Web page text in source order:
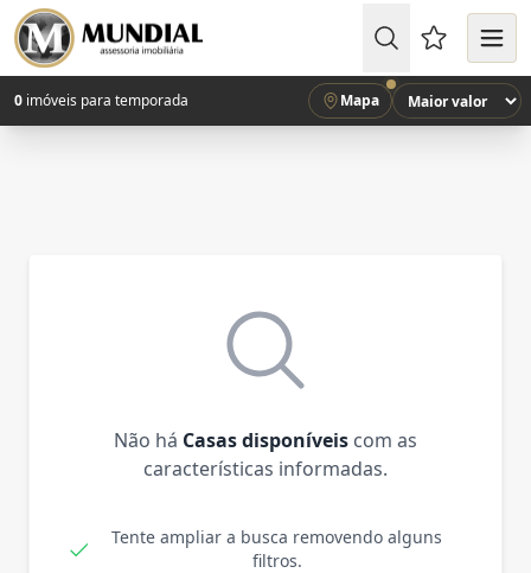
Favoritos
0 imóveis para temporada Mapa
Não há Casas disponíveis com as
características informadas.
Tente ampliar a busca removendo alguns
filtros.